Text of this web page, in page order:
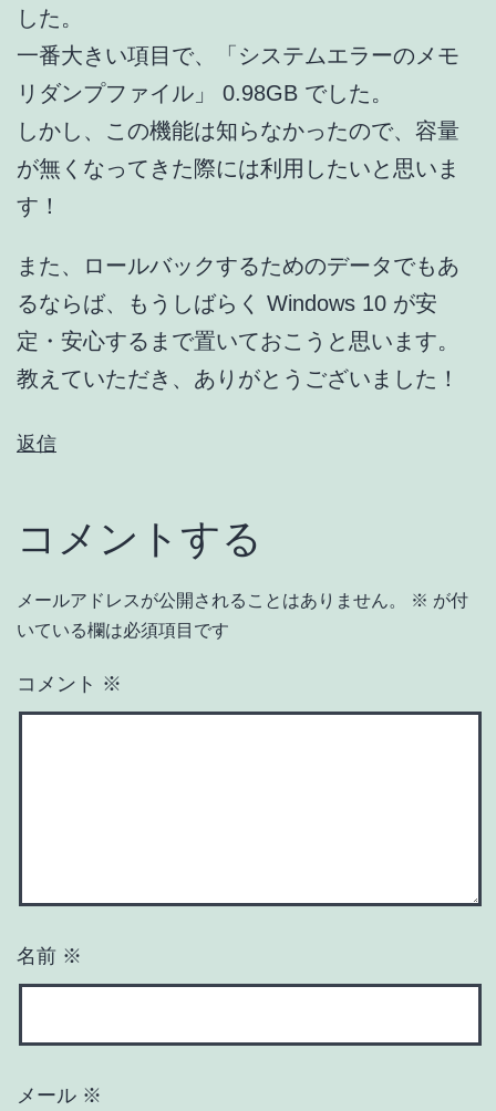
した。
一番大きい項目で、「システムエラーのメモ
リダンプファイル」 0.98GB でした。
しかし、この機能は知らなかったので、容量
が無くなってきた際には利用したいと思いま
す！
また、ロールバックするためのデータでもあ
るならば、もうしばらく Windows 10 が安
定・安心するまで置いておこうと思います。
教えていただき、ありがとうございました！
返信
コメントする
メールアドレスが公開されることはありません。 ※ が付
いている欄は必須項目です
コメント ※
名前 ※
メール ※